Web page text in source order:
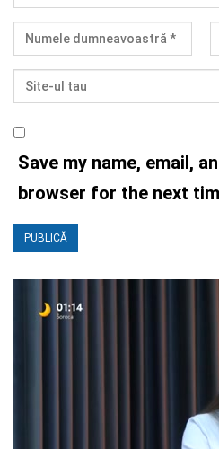
Save my name, email,
browser for the next